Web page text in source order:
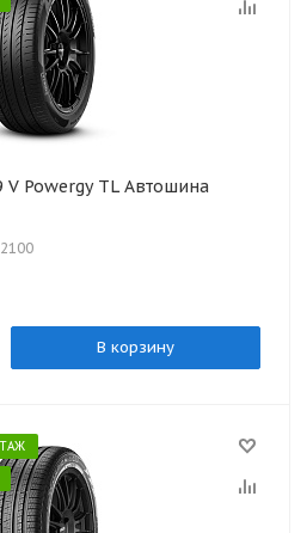
V Powergy TL Автошина
В корзину